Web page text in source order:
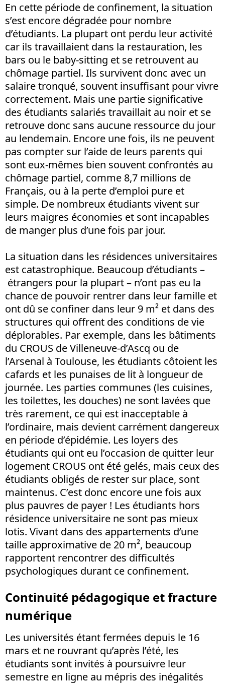
En cette période de confinement, la situation
s’est encore dégradée pour nombre
d’étudiants. La plupart ont perdu leur activité
car ils travaillaient dans la restauration, les
bars ou le baby-sitting et se retrouvent au
chômage partiel. Ils survivent donc avec un
salaire tronqué, souvent insuffisant pour vivre
correctement. Mais une partie significative
des étudiants salariés travaillait au noir et se
retrouve donc sans aucune ressource du jour
au lendemain. Encore une fois, ils ne peuvent
pas compter sur l’aide de leurs parents qui
sont eux-mêmes bien souvent confrontés au
chômage partiel, comme 8,7 millions de
Français, ou à la perte d’emploi pure et
simple. De nombreux étudiants vivent sur
leurs maigres économies et sont incapables
de manger plus d’une fois par jour.
La situation dans les résidences universitaires
est catastrophique. Beaucoup d’étudiants –
étrangers pour la plupart – n’ont pas eu la
chance de pouvoir rentrer dans leur famille et
ont dû se confiner dans leur 9 m² et dans des
structures qui offrent des conditions de vie
déplorables. Par exemple, dans les bâtiments
du CROUS de Villeneuve-d’Ascq ou de
l’Arsenal à Toulouse, les étudiants côtoient les
cafards et les punaises de lit à longueur de
journée. Les parties communes (les cuisines,
les toilettes, les douches) ne sont lavées que
très rarement, ce qui est inacceptable à
l’ordinaire, mais devient carrément dangereux
en période d’épidémie. Les loyers des
étudiants qui ont eu l’occasion de quitter leur
logement CROUS ont été gelés, mais ceux des
étudiants obligés de rester sur place, sont
maintenus. C’est donc encore une fois aux
plus pauvres de payer ! Les étudiants hors
résidence universitaire ne sont pas mieux
lotis. Vivant dans des appartements d’une
taille approximative de 20 m², beaucoup
rapportent rencontrer des difficultés
psychologiques durant ce confinement.
Continuité pédagogique et fracture
numérique
Les universités étant fermées depuis le 16
mars et ne rouvrant qu’après l’été, les
étudiants sont invités à poursuivre leur
semestre en ligne au mépris des inégalités